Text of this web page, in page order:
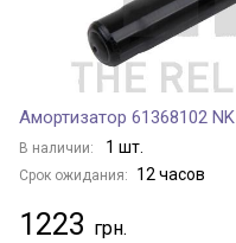
Амортизатор 61368102 NK
В наличии: 1 шт.
Срок ожидания: 12 часов
1223